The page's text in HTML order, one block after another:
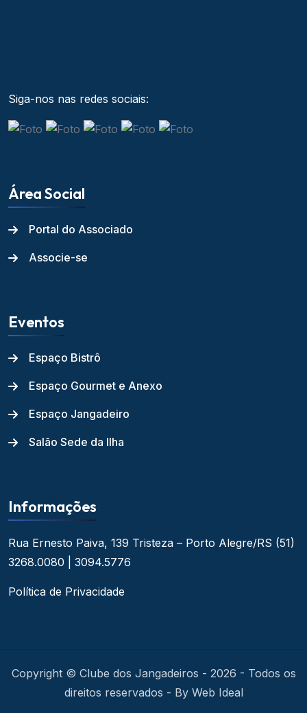
Siga-nos nas redes sociais:
Área Social
Portal do Associado
Associe-se
Eventos
Espaço Bistrô
Espaço Gourmet e Anexo
Espaço Jangadeiro
Salão Sede da Ilha
Informações
Rua Ernesto Paiva, 139 Tristeza – Porto Alegre/RS (51)
3268.0080 | 3094.5776
Política de Privacidade
Copyright © Clube dos Jangadeiros - 2026 - Todos os
direitos reservados - By Web Ideal